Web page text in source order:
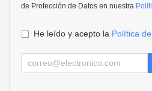
de Protección de Datos en nuestra
He leído y acepto la Política